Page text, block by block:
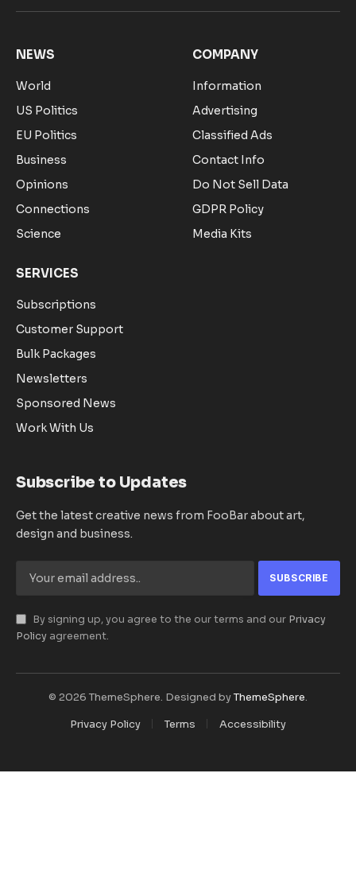
(Twitter)
NEWS
World
US Politics
EU Politics
Business
Opinions
Connections
Science
COMPANY
Information
Advertising
Classified Ads
Contact Info
Do Not Sell Data
GDPR Policy
Media Kits
SERVICES
Subscriptions
Customer Support
Bulk Packages
Newsletters
Sponsored News
Work With Us
Subscribe to Updates
Get the latest creative news from FooBar about art,
design and business.
By signing up, you agree to the our terms and our Privacy
Policy agreement.
© 2026 ThemeSphere. Designed byThemeSphere.
Privacy Policy
Terms Accessibility